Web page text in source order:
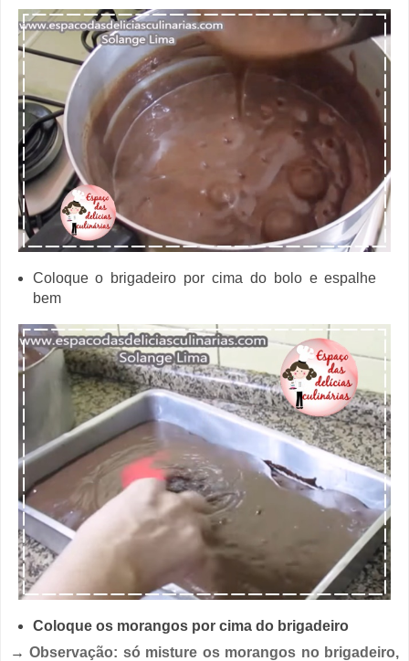
Coloque o brigadeiro por cima do bolo e espalhe
bem
Coloque os morangos por cima do brigadeiro
→Observação: só misture os morangos no brigadeiro,